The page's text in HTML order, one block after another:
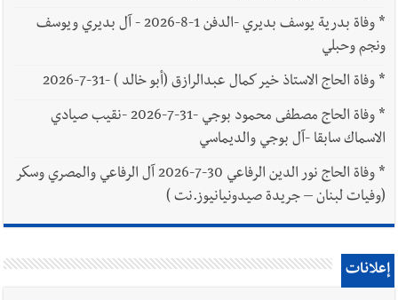
*
وفاة بدرية يوسف بديري -الدفن 1-8-2026 - آل بديري ويوسف
ونجم وحبلي
*وفاة الحاج الاستاذ خير كمال عبدالرازق (أبو خالد ) -31-7-2026
*
وفاة الحاج مصطفى محمود بوجي -31-7-2026 -نقيب صيادي
الاسماك سابقا -آل بوجي والديماسي
*
وفاة الحاج نور الدين الرفاعي 30-7-2026 آل الرفاعي والمصري وسكر
(وفيات لبنان – جريدة صيدونيانيوز.نت )
إعلانات